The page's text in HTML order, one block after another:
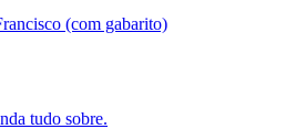
(com gabarito)
tudo sobre.